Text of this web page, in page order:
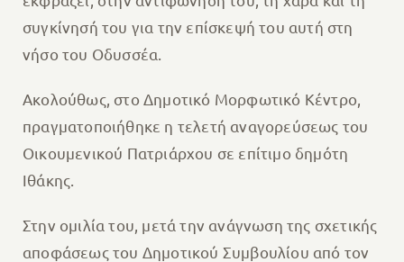
συγκίνησή του για την επίσκεψή του αυτή στη
νήσο του Οδυσσέα.
Ακολούθως, στο Δημοτικό Μορφωτικό Κέντρο,
πραγματοποιήθηκε η τελετή αναγορεύσεως του
Οικουμενικού Πατριάρχου σε επίτιμο δημότη
Ιθάκης.
Στην ομιλία του, μετά την ανάγνωση της σχετικής
αποφάσεως του Δημοτικού Συμβουλίου από τον